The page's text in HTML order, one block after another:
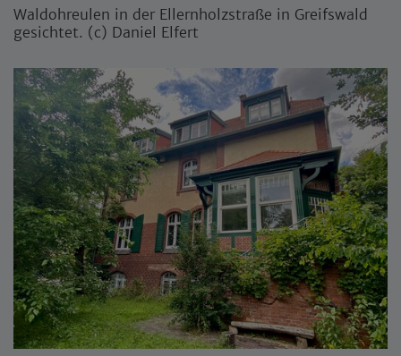
Waldohreulen in der Ellernholzstraße in Greifswald
gesichtet. (c) Daniel Elfert